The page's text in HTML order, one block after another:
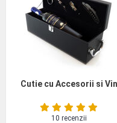
Cutie cu Accesorii si Vin
10 recenzii